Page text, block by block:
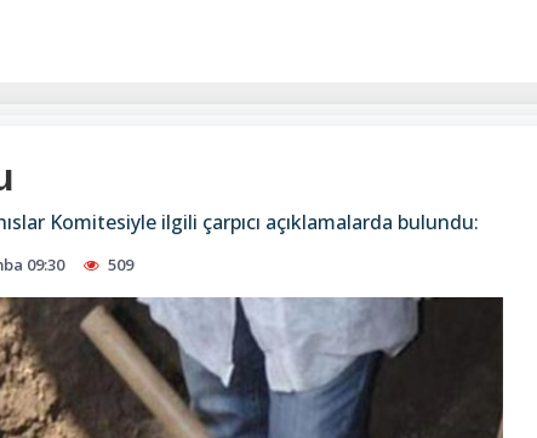
Komitesiyle ilgili çarpıcı açıklamalarda bulundu:
09:30 509